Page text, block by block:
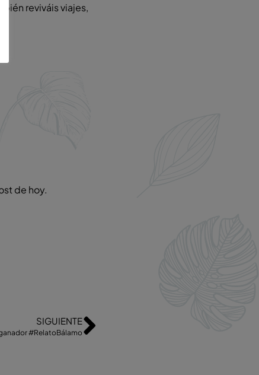
reviváis viajes,
de hoy.
SIGUIENTE
#RelatoBálamo